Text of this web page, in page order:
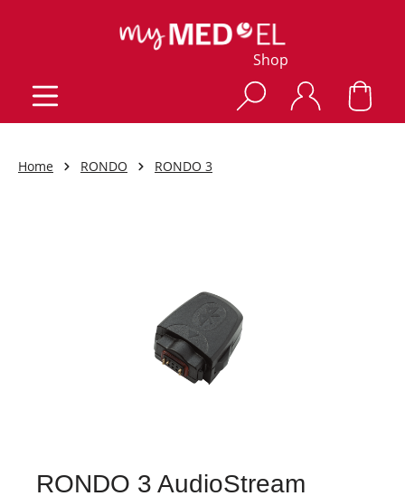
Shop
Home RONDO RONDO 3
RONDO 3 AudioStream